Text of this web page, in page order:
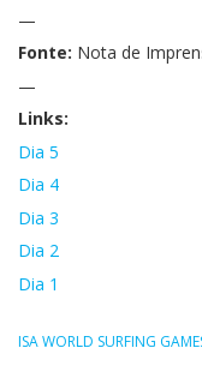
—
Fonte: Nota de
—
Links:
Dia 5
Dia 4
Dia 3
Dia 2
Dia 1
ISA WORLD SURFING